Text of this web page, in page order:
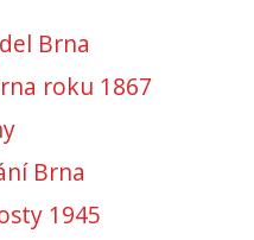
Brna
roku 1867
Brna
1945